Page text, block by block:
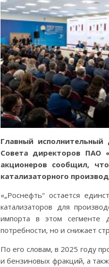
Главный
Совета директоров ПАО
акционеров сообщил,
катализаторного
«„Роснефть“ остается
катализаторов для
импорта в этом сегменте
потребности, но и снижает
По его словам, в 2025 году
и бензиновых фракций, а